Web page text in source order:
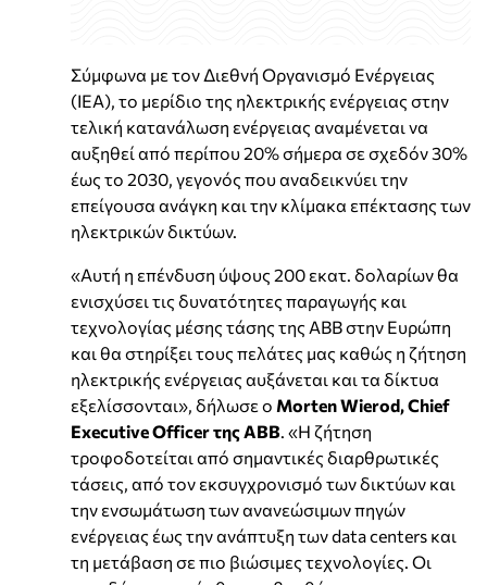
Σύμφωνα με τον Διεθνή Οργανισμό Ενέργειας
(IEA), το μερίδιο της ηλεκτρικής ενέργειας στην
τελική κατανάλωση ενέργειας αναμένεται να
αυξηθεί από περίπου 20% σήμερα σε σχεδόν 30%
έως το 2030, γεγονός που αναδεικνύει την
επείγουσα ανάγκη και την κλίμακα επέκτασης των
ηλεκτρικών δικτύων.
«Αυτή η επένδυση ύψους 200 εκατ. δολαρίων θα
ενισχύσει τις δυνατότητες παραγωγής και
τεχνολογίας μέσης τάσης της ABB στην Ευρώπη
και θα στηρίξει τους πελάτες μας καθώς η ζήτηση
ηλεκτρικής ενέργειας αυξάνεται και τα δίκτυα
εξελίσσονται», δήλωσε ο Morten Wierod, Chief
Executive Officer της ABB. «Η ζήτηση
τροφοδοτείται από σημαντικές διαρθρωτικές
τάσεις, από τον εκσυγχρονισμό των δικτύων και
την ενσωμάτωση των ανανεώσιμων πηγών
ενέργειας έως την ανάπτυξη των data centers και
τη μετάβαση σε πιο βιώσιμες τεχνολογίες. Οι